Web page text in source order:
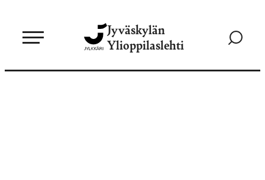
sisältöön
Jyväskylän
Ylioppilaslehti
Siirry